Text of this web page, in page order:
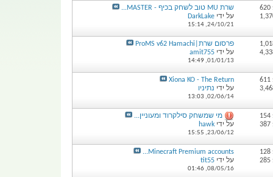
שרת MU טוב לשחק בכיף - MASTER...
על ידי DarkLake
24/10/21,
15:14
פרסום שרת|ProMS v62 Hamachi
על ידי amit755
01/01/13,
14:49
Xiona KO - The Return
על ידי נתיניו
02/06/14,
13:03
מי שמשחק סילקרוד ומעוניין...
על ידי hawk
23/06/12,
15:55
Minecraft Premium accounts...
על ידי tit55
08/05/16,
01:46